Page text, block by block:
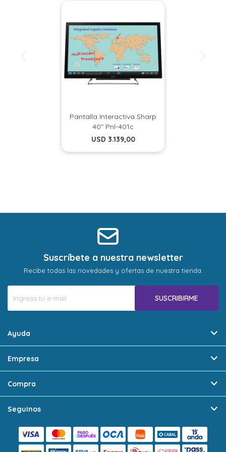
Pantalla Interactiva Sharp
40" Pnl-401c
USD 3.139,00
Suscríbete a nuestra newsletter
Recibe todas las novedades y ofertas de nuestra tienda.
SUSCRIBIRME
Ayuda
Empresa
Compra
Seguinos